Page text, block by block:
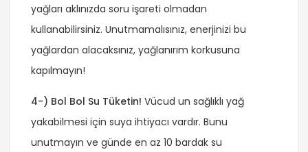
yağları aklınızda soru işareti olmadan
kullanabilirsiniz. Unutmamalısınız, enerjinizi bu
yağlardan alacaksınız, yağlanırım korkusuna
kapılmayın!
4-) Bol Bol Su Tüketin! Vücud un sağlıklı yağ
yakabilmesi için suya ihtiyacı vardır. Bunu
unutmayın ve günde en az 10 bardak su